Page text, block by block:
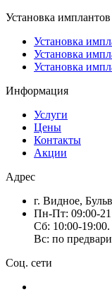
Установка имплантов
Установка
Установка
Установка
Информация
Услуги
Цены
Контакты
Акции
Адрес
г. Видное,
Пн-Пт: 09:00-
Сб: 10:00-19:00.
Вс: по
Соц. сети